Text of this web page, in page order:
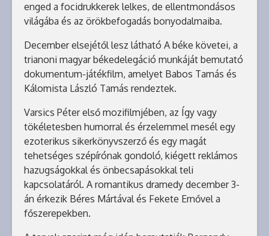
enged a focidrukkerek lelkes, de ellentmondásos
világába és az örökbefogadás bonyodalmaiba.
December elsejétől lesz látható A béke követei, a
trianoni magyar békedelegáció munkáját bemutató
dokumentum-játékfilm, amelyet Babos Tamás és
Kálomista László Tamás rendeztek.
Varsics Péter első mozifilmjében, az Így vagy
tökéletesben humorral és érzelemmel mesél egy
ezoterikus sikerkönyvszerző és egy magát
tehetséges szépírónak gondoló, kiégett reklámos
hazugságokkal és önbecsapásokkal teli
kapcsolatáról. A romantikus dramedy december 3-
án érkezik Béres Mártával és Fekete Ernővel a
főszerepekben.